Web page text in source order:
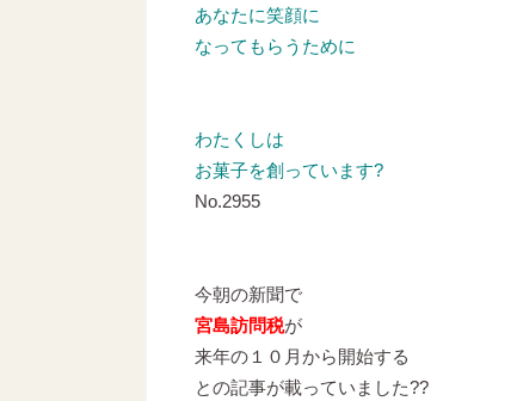
あなたに笑顔に
なってもらうために
わたくしは
お菓子を創っています?
No.2955
今朝の新聞で
宮島訪問税が
来年の１０月から開始する
との記事が載っていました??